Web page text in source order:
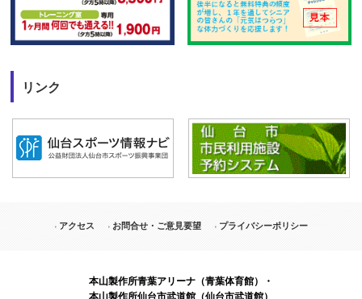
リンク
アクセス お問合せ・ご意見要望 プライバシーポリシー
本山製作所青葉アリーナ（青葉体育館）・
本山製作所仙台市武道館（仙台市武道館）